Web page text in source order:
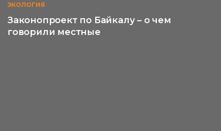
ЭКОЛОГИЯ
Законопроект по Байкалу – о чем
говорили местные